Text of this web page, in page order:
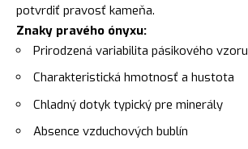
potvrdiť pravosť kameňa.
Znaky pravého ónyxu:
Prirodzená variabilita pásikového vzoru
Charakteristická hmotnosť a hustota
Chladný dotyk typický pre minerály
Absence vzduchových bublín